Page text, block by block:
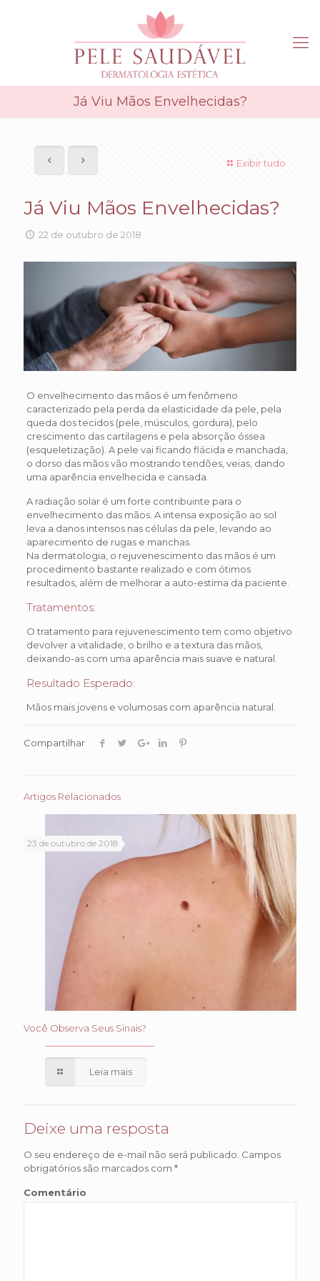
Já Viu Mãos Envelhecidas?
Exibir tudo
Já Viu Mãos Envelhecidas?
22 de outubro de 2018
O envelhecimento das mãos é um fenômeno
caracterizado pela perda da elasticidade da pele, pela
queda dos tecidos (pele, músculos, gordura), pelo
crescimento das cartilagens e pela absorção óssea
(esqueletização). A pele vai ficando flácida e manchada,
o dorso das mãos vão mostrando tendões, veias, dando
uma aparência envelhecida e cansada.
A radiação solar é um forte contribuinte para o
envelhecimento das mãos. A intensa exposição ao sol
leva a danos intensos nas células da pele, levando ao
aparecimento de rugas e manchas.
Na dermatologia, o rejuvenescimento das mãos é um
procedimento bastante realizado e com ótimos
resultados, além de melhorar a auto-estima da paciente.
Tratamentos:
O tratamento para rejuvenescimento tem como objetivo
devolver a vitalidade, o brilho e a textura das mãos,
deixando-as com uma aparência mais suave e natural.
Resultado Esperado:
Mãos mais jovens e volumosas com aparência natural.
Compartilhar
Artigos Relacionados
23 de outubro de 2018
Você Observa Seus Sinais?
Leia mais
Deixe uma resposta
O seu endereço de e-mail não será publicado. Campos
obrigatórios são marcados com *
Comentário